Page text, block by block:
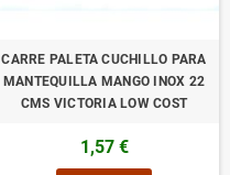
CARRE PALETA CUCHILLO PARA
MANTEQUILLA MANGO INOX 22
CMS VICTORIA LOW COST
1,57 €